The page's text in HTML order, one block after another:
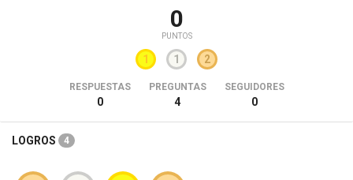
0
PUNTOS
1 1 2
RESPUESTAS
0
PREGUNTAS
4
SEGUIDORES
0
LOGROS 4